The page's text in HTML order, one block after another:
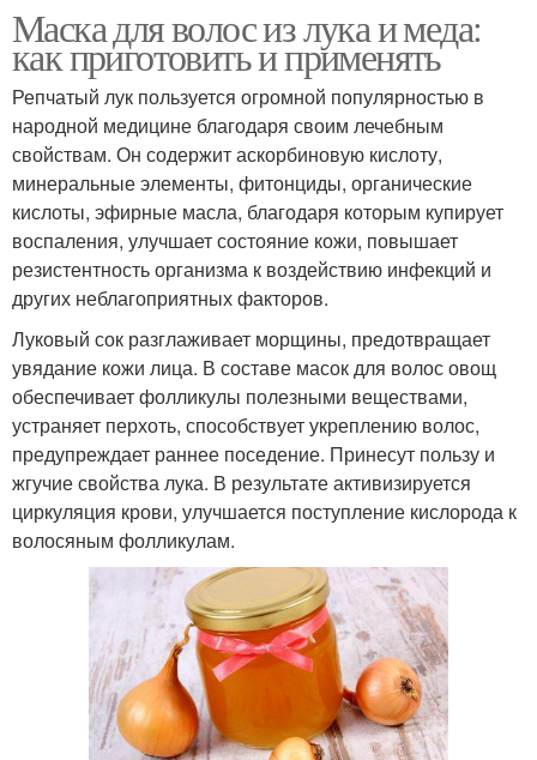
Маска для волос из лука и меда:
как приготовить и применять
Репчатый лук пользуется огромной популярностью в
народной медицине благодаря своим лечебным
свойствам. Он содержит аскорбиновую кислоту,
минеральные элементы, фитонциды, органические
кислоты, эфирные масла, благодаря которым купирует
воспаления, улучшает состояние кожи, повышает
резистентность организма к воздействию инфекций и
других неблагоприятных факторов.
Луковый сок разглаживает морщины, предотвращает
увядание кожи лица. В составе масок для волос овощ
обеспечивает фолликулы полезными веществами,
устраняет перхоть, способствует укреплению волос,
предупреждает раннее поседение. Принесут пользу и
жгучие свойства лука. В результате активизируется
циркуляция крови, улучшается поступление кислорода к
волосяным фолликулам.